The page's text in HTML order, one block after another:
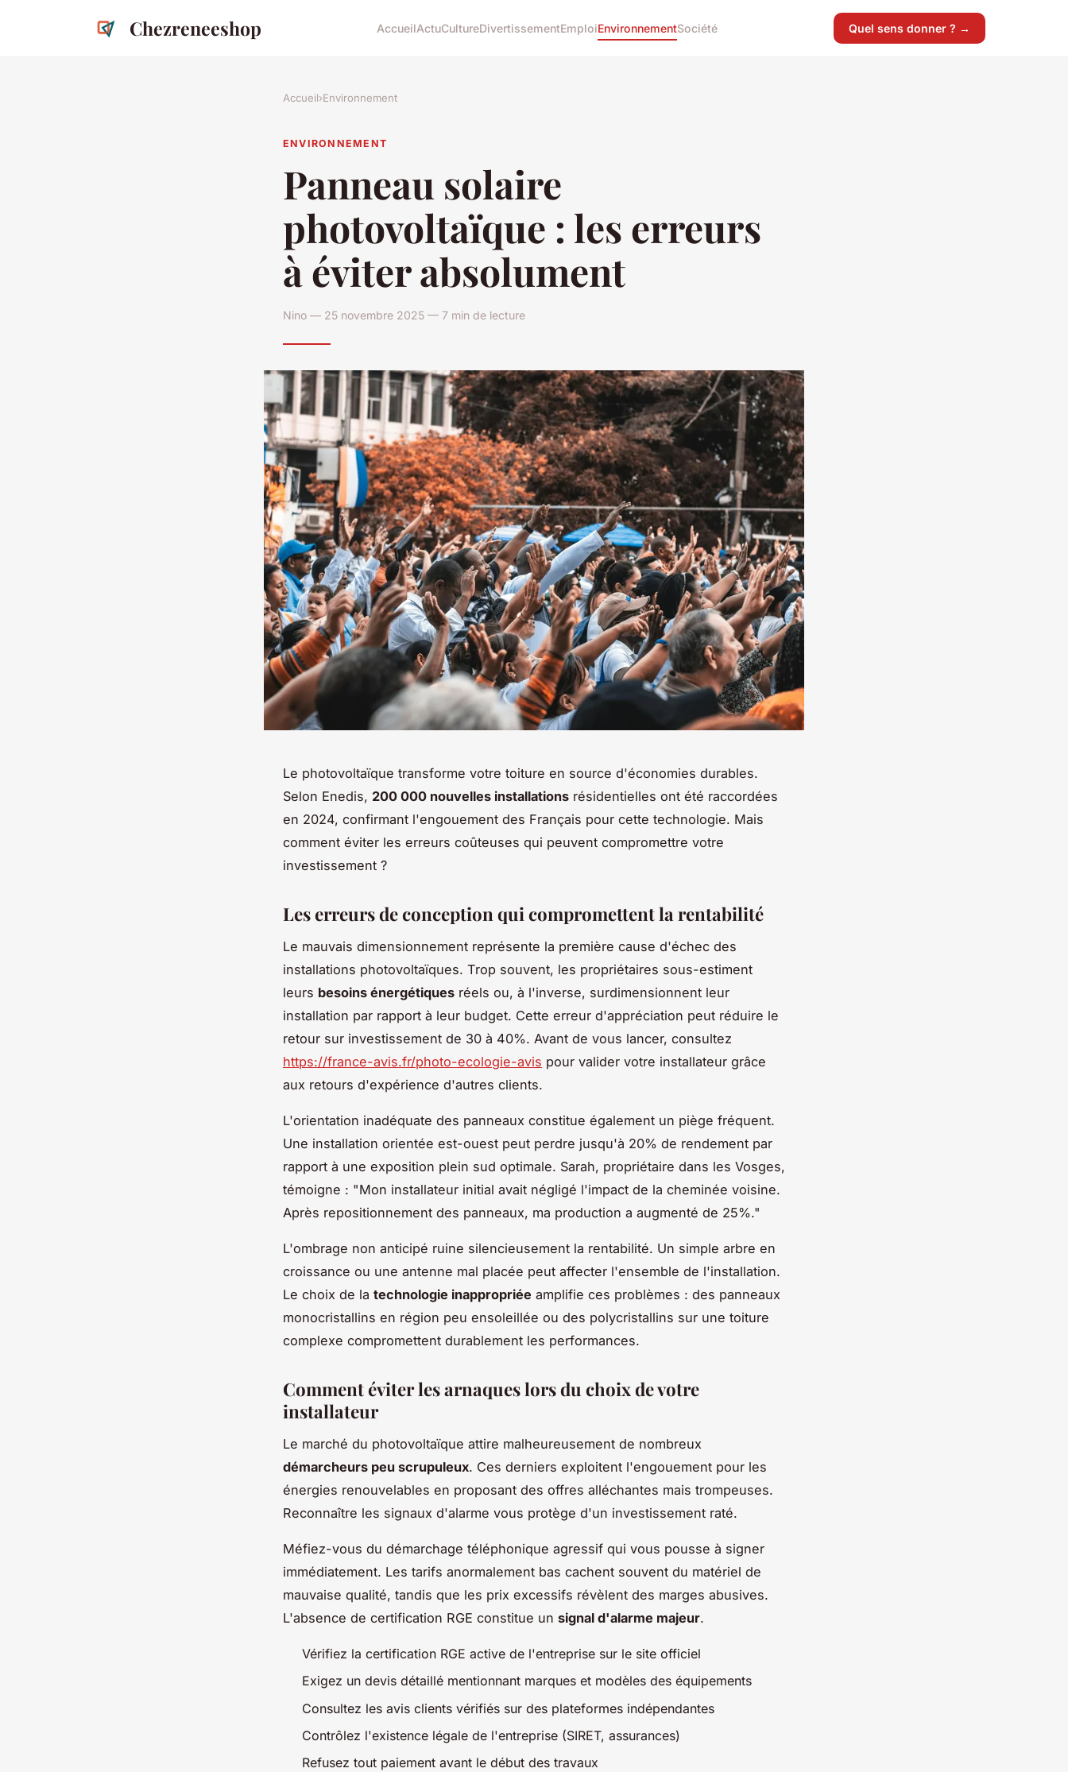
Chezreneeshop AccueilActuCultureDivertissementEmploiEnvironnementSociété Quel sens donner ? →
Accueil›Environnement
ENVIRONNEMENT
Panneau solaire
photovoltaïque : les erreurs
à éviter absolument
Nino — 25 novembre 2025 — 7 min de lecture
Le photovoltaïque transforme votre toiture en source d'économies durables.
Selon Enedis, 200 000 nouvelles installations résidentielles ont été raccordées
en 2024, confirmant l'engouement des Français pour cette technologie. Mais
comment éviter les erreurs coûteuses qui peuvent compromettre votre
investissement ?
Les erreurs de conception qui compromettent la rentabilité
Le mauvais dimensionnement représente la première cause d'échec des
installations photovoltaïques. Trop souvent, les propriétaires sous-estiment
leurs besoins énergétiques réels ou, à l'inverse, surdimensionnent leur
installation par rapport à leur budget. Cette erreur d'appréciation peut réduire le
retour sur investissement de 30 à 40%. Avant de vous lancer, consultez
https://france-avis.fr/photo-ecologie-avis pour valider votre installateur grâce
aux retours d'expérience d'autres clients.
L'orientation inadéquate des panneaux constitue également un piège fréquent.
Une installation orientée est-ouest peut perdre jusqu'à 20% de rendement par
rapport à une exposition plein sud optimale. Sarah, propriétaire dans les Vosges,
témoigne : "Mon installateur initial avait négligé l'impact de la cheminée voisine.
Après repositionnement des panneaux, ma production a augmenté de 25%."
L'ombrage non anticipé ruine silencieusement la rentabilité. Un simple arbre en
croissance ou une antenne mal placée peut affecter l'ensemble de l'installation.
Le choix de la technologie inappropriée amplifie ces problèmes : des panneaux
monocristallins en région peu ensoleillée ou des polycristallins sur une toiture
complexe compromettent durablement les performances.
Comment éviter les arnaques lors du choix de votre
installateur
Le marché du photovoltaïque attire malheureusement de nombreux
démarcheurs peu scrupuleux. Ces derniers exploitent l'engouement pour les
énergies renouvelables en proposant des offres alléchantes mais trompeuses.
Reconnaître les signaux d'alarme vous protège d'un investissement raté.
Méfiez-vous du démarchage téléphonique agressif qui vous pousse à signer
immédiatement. Les tarifs anormalement bas cachent souvent du matériel de
mauvaise qualité, tandis que les prix excessifs révèlent des marges abusives.
L'absence de certification RGE constitue un signal d'alarme majeur.
Vérifiez la certification RGE active de l'entreprise sur le site officiel
Exigez un devis détaillé mentionnant marques et modèles des équipements
Consultez les avis clients vérifiés sur des plateformes indépendantes
Contrôlez l'existence légale de l'entreprise (SIRET, assurances)
Refusez tout paiement avant le début des travaux